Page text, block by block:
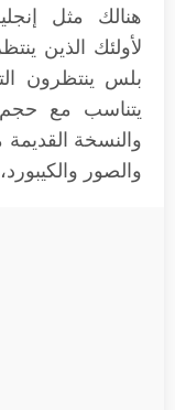
هنالك مثل
بلس ينتظرون
يتناسب مع
والنسخة
والصور